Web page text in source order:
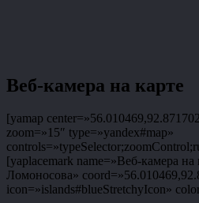
Веб-камера на карте
[yamap
zoom=»15″ type=»yandex#map»
[yaplacemark name=»Веб-камера на
Ломоносова»
icon=»islands#blueStretchyIcon»